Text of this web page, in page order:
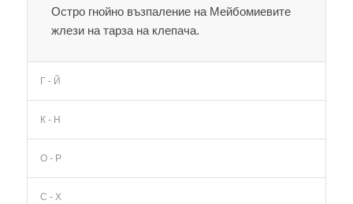
Остро гнойно възпаление на Мейбомиевите
жлези на тарза на клепача.
Г - Й
К - Н
О - Р
С - Х